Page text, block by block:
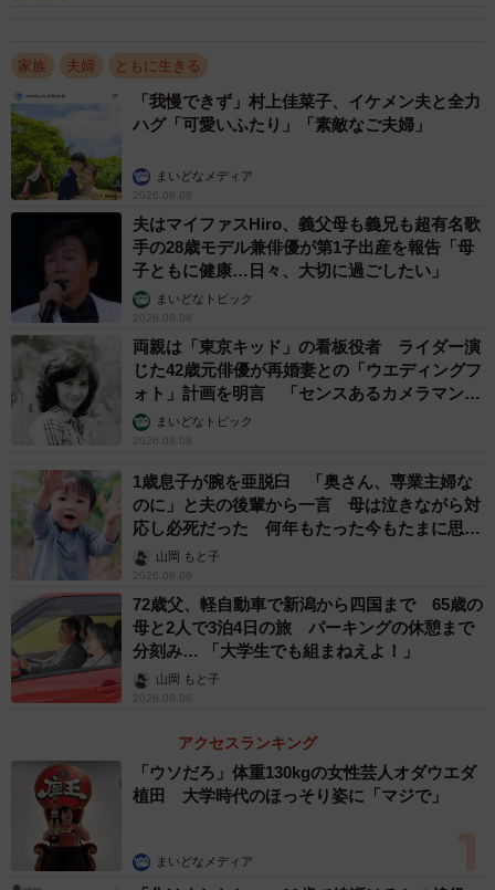
ら帰宅途中に絡まれてしまったようなのですが、いつもの
威厳はどこへやら、脂汗を垂らしてヘラヘラして…もう、
すごく情けなくなってしまって」
見かねたW子さんが駆け寄り、「何をしてるの！？」と声
を掛けたところ、高校生はすぐに立ち去ったそうです。
妻は見た！世にも情けない夫の姿…
夫を見る目が変わった（悪い意味で）
「その後、気まずそうにモゴモゴ言い訳をする夫を見て、
なんでこの人の言うことを聞いていたんだろう…と、馬鹿
馬鹿しくなりました」とW子さん。
「別に、立ち向かわなかったのを責めているわけではない
んです。しかし、息子には泣くな、ナヨナヨするなと叱り
家族 夫婦 ともに生きる
「我慢できず」村上佳菜子、イケメン夫と全力
ハグ「可愛いふたり」「素敵なご夫婦」
まいどなメディア
2026.08.08
夫はマイファスHiro、義父母も義兄も超有名歌
手の28歳モデル兼俳優が第1子出産を報告「母
子ともに健康…日々、大切に過ごしたい」
まいどなトピック
2026.08.08
両親は「東京キッド」の看板役者 ライダー演
じた42歳元俳優が再婚妻との「ウエディングフ
ォト」計画を明言 「センスあるカメラマン求
む」まいどなトピック
2026.08.08
1歳息子が腕を亜脱臼 「奥さん、専業主婦な
のに」と夫の後輩から一言 母は泣きながら対
応し必死だった 何年もたった今もたまに思い
出し…山岡 もと子
2026.08.06
72歳父、軽自動車で新潟から四国まで 65歳の
母と2人で3泊4日の旅 パーキングの休憩まで
分刻み… 「大学生でも組まねえよ！」
山岡 もと子
2026.08.06
アクセスランキング
「ウソだろ」体重130kgの女性芸人オダウエダ
植田 大学時代のほっそり姿に「マジで」
まいどなメディア